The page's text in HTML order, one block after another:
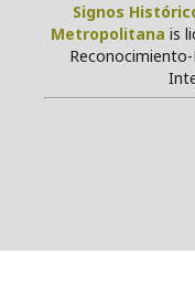
Signos
Metropolitana is